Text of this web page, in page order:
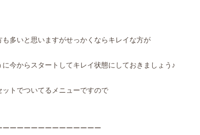
多いと思いますがせっかくならキレイな方が
今からスタートしてキレイ状態にしておきましょう♪
トでついてるメニューですので
ーーーーーーーーーーーーー